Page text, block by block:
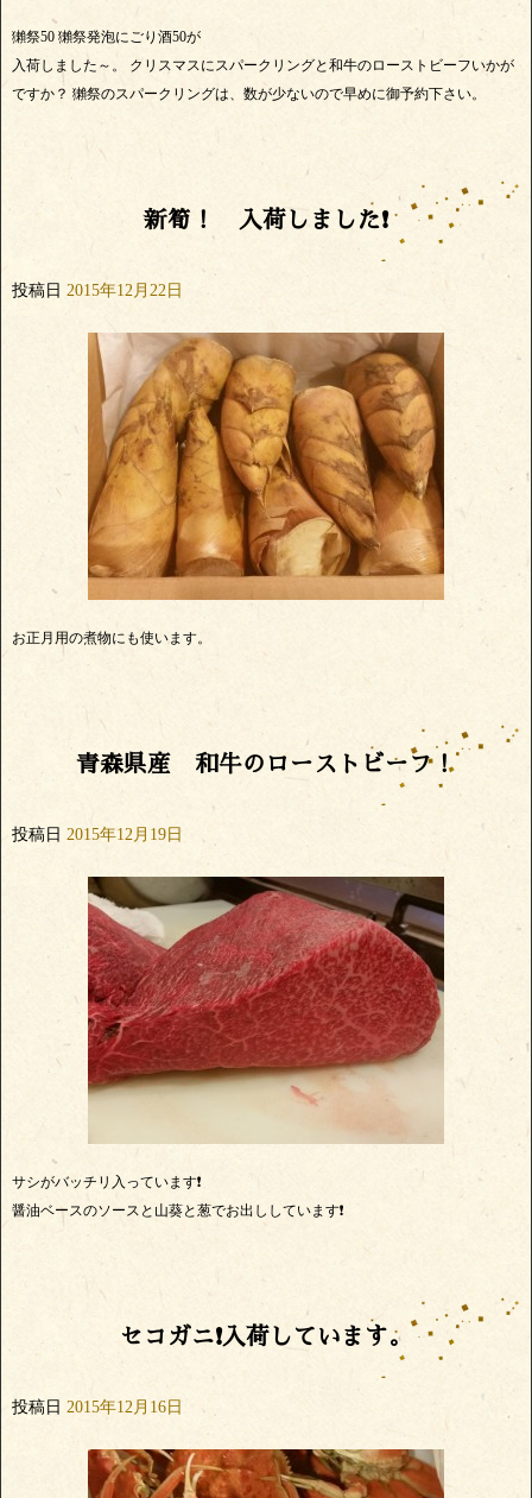
獺祭50 獺祭発泡にごり酒50が
入荷しました～。 クリスマスにスパークリングと和牛のローストビーフいかが
ですか？ 獺祭のスパークリングは、数が少ないので早めに御予約下さい。
新筍！ 入荷しました❗
投稿日 2015年12月22日
お正月用の煮物にも使います。
青森県産 和牛のローストビーフ！
投稿日 2015年12月19日
サシがバッチリ入っています❗
醤油ベースのソースと山葵と葱でお出ししています❗
セコガニ❗入荷しています。
投稿日 2015年12月16日